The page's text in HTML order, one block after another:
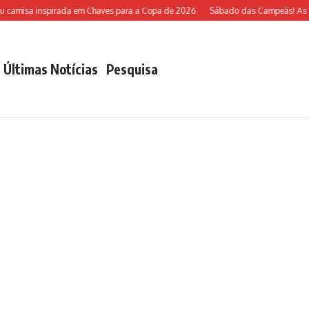
inspirada em Chaves para a Copa de 2026 Sábado das Campeãs! As
Últimas Notícias Pesquisa